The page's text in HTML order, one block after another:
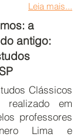
Leia mais...
a
antigo:
Clássicos
realizado em
professores
Lima e